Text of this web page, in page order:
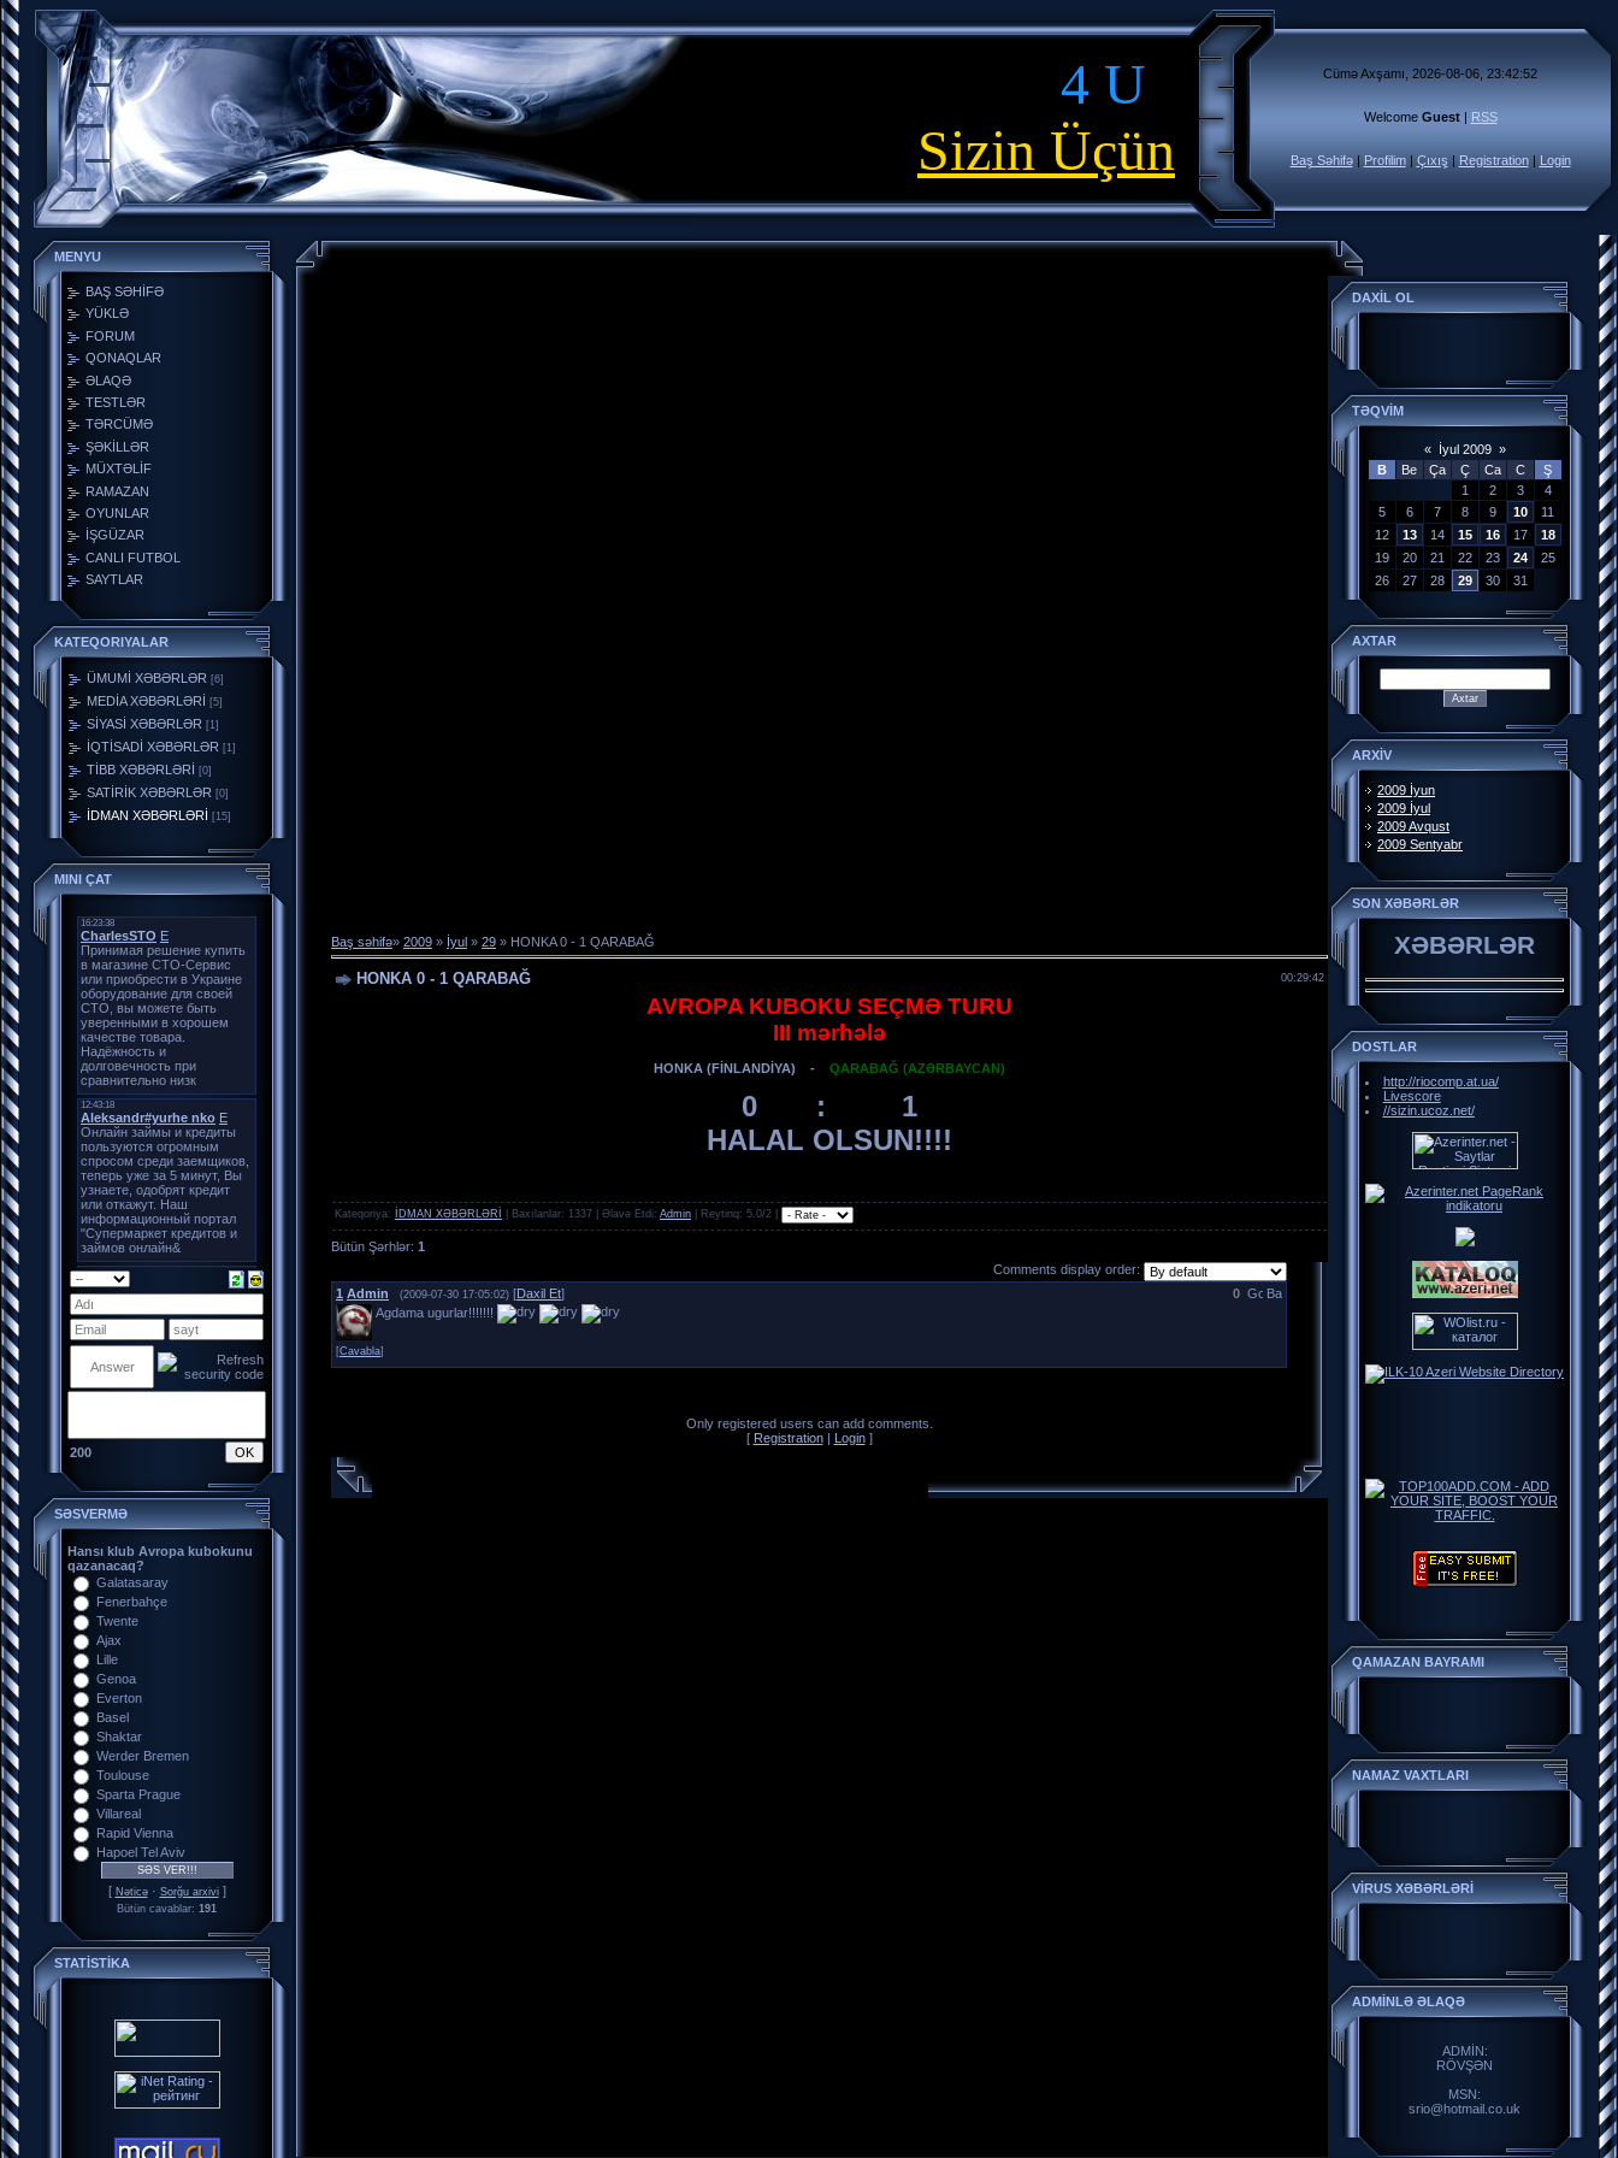
4 U
Sizin Üçün
Cümə Axşamı, 2026-08-06, 23:42:52
Welcome Guest| RSS
Baş Səhifə| Profilim| Çıxış | Registration| Login
MENYU
BAŞ SƏHİFƏ
YÜKLƏ
FORUM
QONAQLAR
ƏLAQƏ
TESTLƏR
TƏRCÜMƏ
ŞƏKİLLƏR
MÜXTƏLİF
RAMAZAN
OYUNLAR
İŞGÜZAR
CANLI FUTBOL
SAYTLAR
KATEQORIYALAR
ÜMUMİ XƏBƏRLƏR [6]
MEDİA XƏBƏRLƏRİ [5]
SİYASİ XƏBƏRLƏR [1]
İQTİSADİ XƏBƏRLƏR [1]
TİBB XƏBƏRLƏRİ [0]
SATİRİK XƏBƏRLƏR [0]
İDMAN XƏBƏRLƏRİ [15]
MINI ÇAT
200
SƏSVERMƏ
Hansı klub Avropa kubokunu
qazanacaq?
Galatasaray
Fenerbahçe
Twente
Ajax
Lille
Genoa
Everton
Basel
Shaktar
Werder Bremen
Toulouse
Sparta Prague
Villareal
Rapid Vienna
Hapoel Tel Aviv
[ Nəticə· Sorğu arxivi ]
Bütün cavablar: 191
STATİSTİKA
Baş səhifə» 2009 » İyul » 29 » HONKA 0 - 1 QARABAĞ
HONKA 0 - 1 QARABAĞ 00:29:42
AVROPA KUBOKU SEÇMƏ TURU
III mərhələ
HONKA (FİNLANDİYA) - QARABAĞ (AZƏRBAYCAN)
0 : 1
HALAL OLSUN!!!!
Kateqoriya: İDMAN XƏBƏRLƏRİ Baxılanlar: 1337 | Əlavə Etdi: Admin Reytinq: 5.0/2 |
Bütün Şərhlər: 1
Comments display order:
0
1 Admin (2009-07-30 17:05:02) [Daxil Et]
Agdama ugurlar!!!!!!!
[Cavabla]
Only registered users can add comments.
[ Registration| Login]
DAXİL OL
TƏQVİM
« İyul 2009 »
B
Be Ça Ç Ca C
Ş
1
2 3
4
5
6 7 8 9 10
11
12
13 14 15 16 17
18
19
20 21 22 23 24
25
26
27 28 29 30 31
AXTAR
ARXİV
2009 İyun
2009 İyul
2009 Avqust
2009 Sentyabr
SON XƏBƏRLƏR
XƏBƏRLƏR
DOSTLAR
http://riocomp.at.ua/
Livescore
//sizin.ucoz.net/
QAMAZAN BAYRAMI
NAMAZ VAXTLARI
VİRUS XƏBƏRLƏRİ
ADMİNLƏ ƏLAQƏ
ADMİN:
RÖVŞƏN
MSN:
srio@hotmail.co.uk